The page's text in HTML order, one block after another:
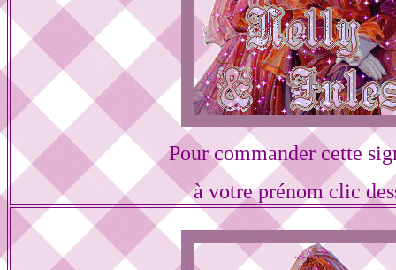
Pour commander cette
à votre prénom clic